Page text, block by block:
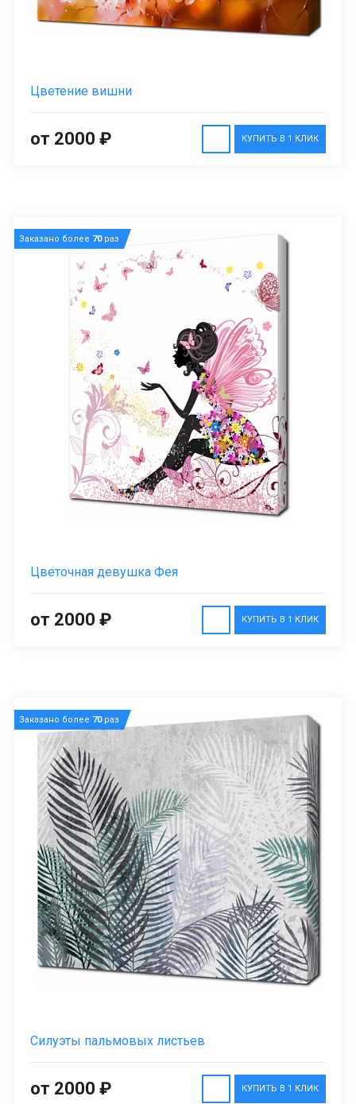
Цветение вишни
КУПИТЬ В 1 КЛИК
от 2000 ₽
Заказано более 70раз
Цветочная девушка Фея
КУПИТЬ В 1 КЛИК
от 2000 ₽
Заказано более 70раз
Силуэты пальмовых листьев
КУПИТЬ В 1 КЛИК
от 2000 ₽